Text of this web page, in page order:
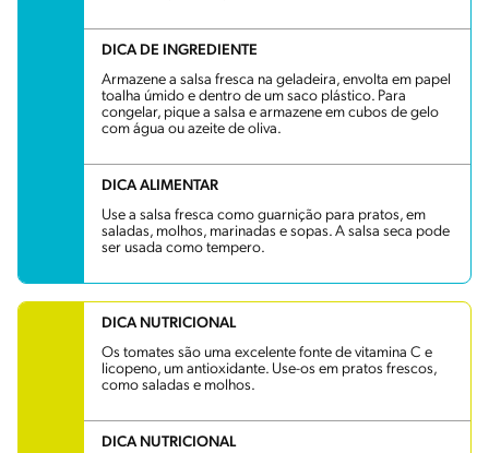
DICA DE INGREDIENTE
Armazene a salsa fresca na geladeira, envolta em papel
toalha úmido e dentro de um saco plástico. Para
congelar, pique a salsa e armazene em cubos de gelo
com água ou azeite de oliva.
DICA ALIMENTAR
Use a salsa fresca como guarnição para pratos, em
saladas, molhos, marinadas e sopas. A salsa seca pode
ser usada como tempero.
DICA NUTRICIONAL
Os tomates são uma excelente fonte de vitamina C e
licopeno, um antioxidante. Use-os em pratos frescos,
como saladas e molhos.
DICA NUTRICIONAL